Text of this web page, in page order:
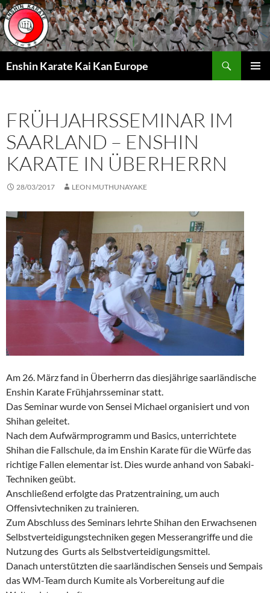
Zum
Inhalt
springen
Enshin Karate Kai Kan Europe
FRÜHJAHRSSEMINAR IM
SAARLAND – ENSHIN
KARATE IN ÜBERHERRN
28/03/2017 LEON MUTHUNAYAKE
Am 26. März fand in Überherrn das diesjährige saarländische
Enshin Karate Frühjahrsseminar statt.
Das Seminar wurde von Sensei Michael organisiert und von
Shihan geleitet.
Nach dem Aufwärmprogramm und Basics, unterrichtete
Shihan die Fallschule, da im Enshin Karate für die Würfe das
richtige Fallen elementar ist. Dies wurde anhand von Sabaki-
Techniken geübt.
Anschließend erfolgte das Pratzentraining, um auch
Offensivtechniken zu trainieren.
Zum Abschluss des Seminars lehrte Shihan den Erwachsenen
Selbstverteidigungstechniken gegen Messerangriffe und die
Nutzung des Gurts als Selbstverteidigungsmittel.
Danach unterstützten die saarländischen Senseis und Sempais
das WM-Team durch Kumite als Vorbereitung auf die